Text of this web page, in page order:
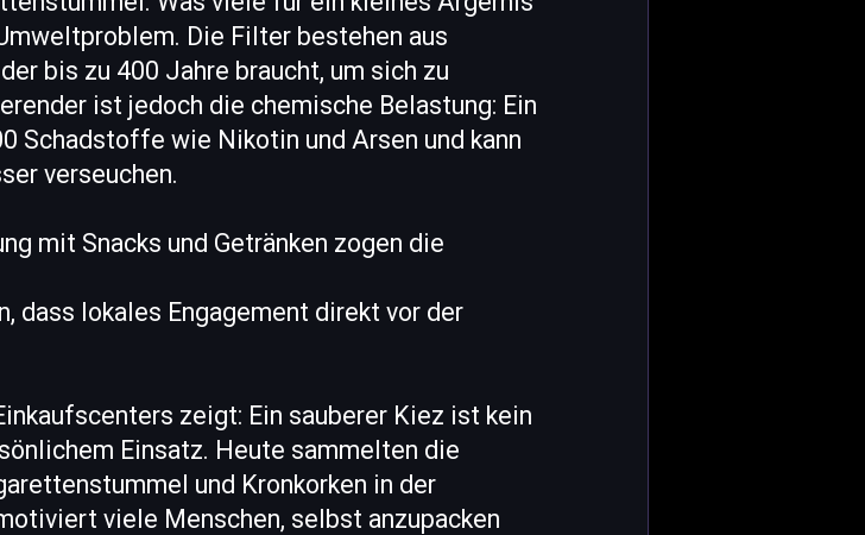
Die Filter bestehen aus
bis zu 400 Jahre braucht, um sich zu
ist jedoch die chemische Belastung: Ein
Schadstoffe wie Nikotin und Arsen und kann
verseuchen.
mit Snacks und Getränken zogen die
dass lokales Engagement direkt vor der
zeigt: Ein sauberer Kiez ist kein
Einsatz. Heute sammelten die
und Kronkorken in der
viele Menschen, selbst anzupacken